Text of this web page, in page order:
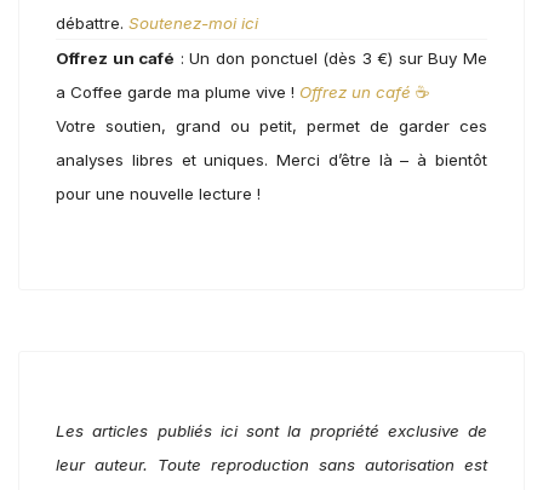
débattre. Soutenez-moi ici
Offrez un café : Un don ponctuel (dès 3 €) sur Buy Me
a Coffee garde ma plume vive ! Offrez un café ☕
Votre soutien, grand ou petit, permet de garder ces
analyses libres et uniques. Merci d’être là – à bientôt
pour une nouvelle lecture !
Les articles publiés ici sont la propriété exclusive de
leur auteur. Toute reproduction sans autorisation est